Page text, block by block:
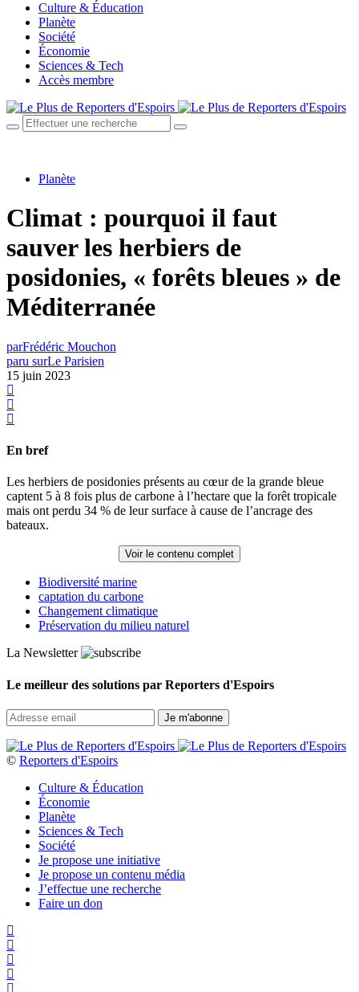
Culture & Éducation
Planète
Société
Économie
Sciences & Tech
Accès membre
Planète
Climat : pourquoi il faut
sauver les herbiers de
posidonies, « forêts bleues » de
Méditerranée
parFrédéric Mouchon
paru surLe Parisien
15 juin 2023
En bref
Les herbiers de posidonies présents au cœur de la grande bleue
captent 5 à 8 fois plus de carbone à l’hectare que la forêt tropicale
mais ont perdu 34 % de leur surface à cause de l’ancrage des
bateaux.
Voir le contenu complet
Biodiversité marine
captation du carbone
Changement climatique
Préservation du milieu naturel
La Newsletter
Le meilleur des solutions par Reporters d'Espoirs
© Reporters d'Espoirs
Culture & Éducation
Économie
Planète
Sciences & Tech
Société
Je propose une initiative
Je propose un contenu média
J’effectue une recherche
Faire un don